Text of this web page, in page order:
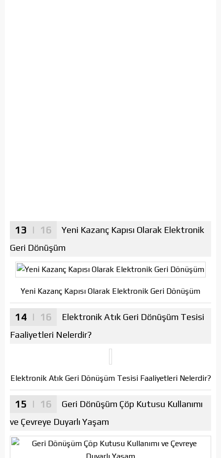
13 | 16
Yeni Kazanç Kapısı Olarak Elektronik
Geri Dönüşüm
Yeni Kazanç Kapısı Olarak Elektronik Geri Dönüşüm
14 | 16
Elektronik Atık Geri Dönüşüm Tesisi
Faaliyetleri Nelerdir?
Elektronik Atık Geri Dönüşüm Tesisi Faaliyetleri Nelerdir?
15 | 16
Geri Dönüşüm Çöp Kutusu Kullanımı
ve Çevreye Duyarlı Yaşam